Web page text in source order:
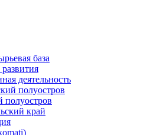
база
деятельность
полуостров
полуостров
край